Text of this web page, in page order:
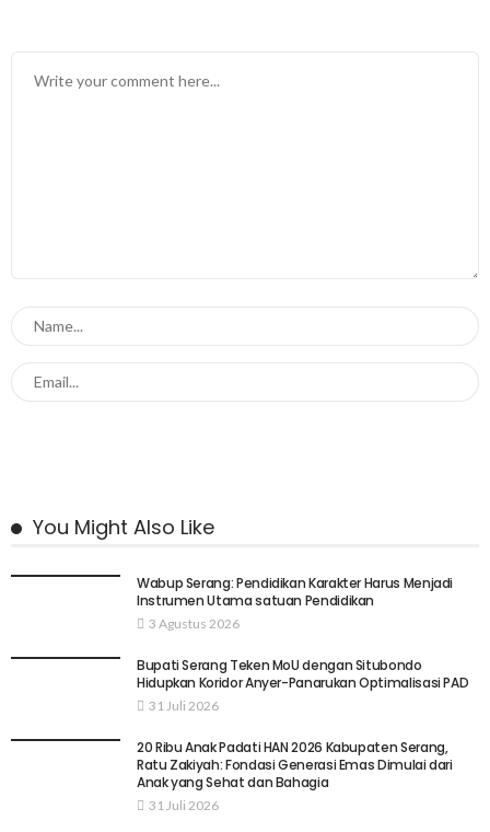
You Might Also Like
Wabup Serang: Pendidikan Karakter Harus Menjadi
Instrumen Utama satuan Pendidikan
3 Agustus 2026
Bupati Serang Teken MoU dengan Situbondo
Hidupkan Koridor Anyer-Panarukan Optimalisasi PAD
31 Juli 2026
20 Ribu Anak Padati HAN 2026 Kabupaten Serang,
Ratu Zakiyah: Fondasi Generasi Emas Dimulai dari
Anak yang Sehat dan Bahagia
31 Juli 2026